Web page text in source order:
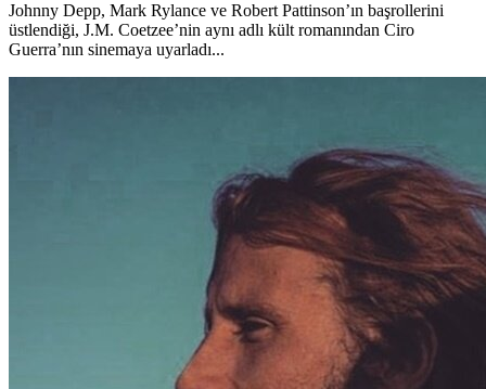
Johnny Depp, Mark Rylance ve Robert Pattinson’ın başrollerini
üstlendiği, J.M. Coetzee’nin aynı adlı kült romanından Ciro
Guerra’nın sinemaya uyarladı...